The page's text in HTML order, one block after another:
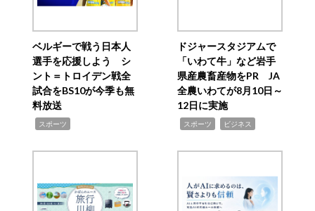
ベルギーで戦う日本人
選手を応援しよう シ
ント＝トロイデン戦全
試合をBS10が今季も無
料放送
スポーツ
ドジャースタジアムで
「いわて牛」など岩手
県産農畜産物をPR JA
全農いわてが8月10日～
12日に実施
スポーツ ビジネス